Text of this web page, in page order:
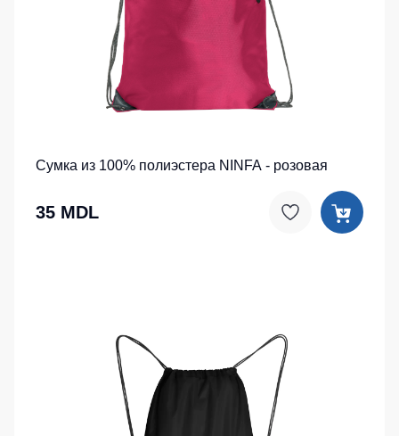
Сумка из 100% полиэстера NINFA - розовая
35 MDL